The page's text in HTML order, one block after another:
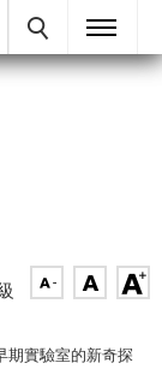
期實驗室的新奇探